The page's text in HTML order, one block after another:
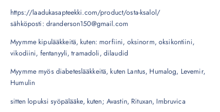
https://laadukasapteekki.com/product/osta-ksalol/
sähköposti: dranderson150@gmail.com
Myymme kipulääkkeitä, kuten: morfiini, oksinorm, oksikontiini,
vikodiini, fentanyyli, tramadoli, dilaudid
Myymme myös diabeteslääkkeitä, kuten Lantus, Humalog, Levemir,
Humulin
sitten lopuksi syöpälääke, kuten; Avastin, Rituxan, Imbruvica